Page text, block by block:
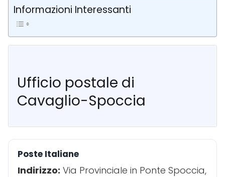
Informazioni Interessanti
Ufficio postale di
Cavaglio-Spoccia
Poste Italiane
Indirizzo: Via Provinciale in Ponte Spoccia,